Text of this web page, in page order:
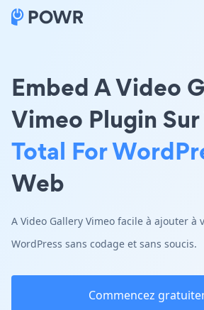
Embed A Video
Vimeo Plugin
Total For
Web
A Video Gallery Vimeo facile à ajouter à
WordPress sans codage et sans soucis.
Commencez